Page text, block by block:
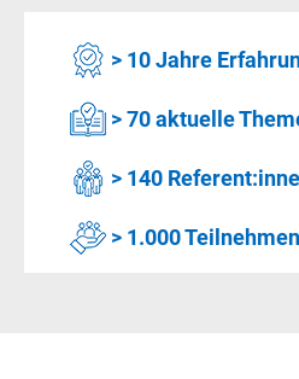
> 10 Jahre
> 70 aktuelle
> 140
> 1.000